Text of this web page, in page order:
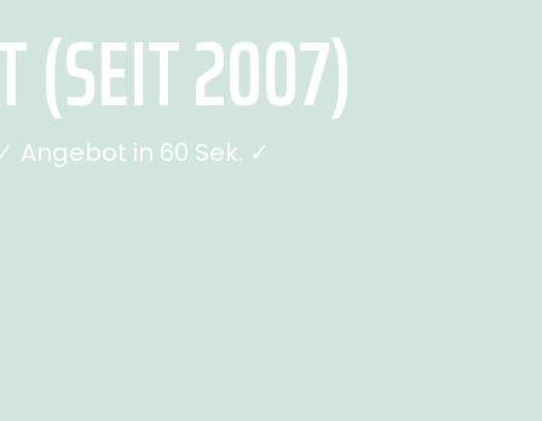
(SEIT 2007)
Angebot in 60 Sek. ✓